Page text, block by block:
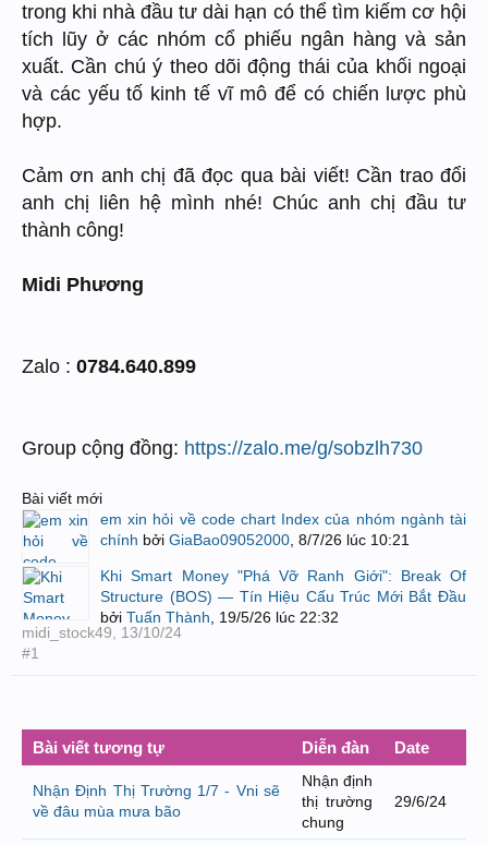
trong khi nhà đầu tư dài hạn có thể tìm kiếm cơ hội
tích lũy ở các nhóm cổ phiếu ngân hàng và sản
xuất. Cần chú ý theo dõi động thái của khối ngoại
và các yếu tố kinh tế vĩ mô để có chiến lược phù
hợp.
Cảm ơn anh chị đã đọc qua bài viết! Cần trao đổi
anh chị liên hệ mình nhé! Chúc anh chị đầu tư
thành công!
Midi Phương
Zalo : 0784.640.899
Group cộng đồng: https://zalo.me/g/sobzlh730
Bài viết mới
em xin hỏi về code chart Index của nhóm ngành tài
chính bởi GiaBao09052000 8/7/26 lúc 10:21
Khi Smart Money "Phá Vỡ Ranh Giới": Break Of
Structure (BOS) — Tín Hiệu Cấu Trúc Mới Bắt Đầu
bởi Tuấn Thành
19/5/26 lúc 22:32
midi_stock49
13/10/24
#1
Bài viết tương tự Diễn đàn Date
Nhận Định Thị Trường 1/7 - Vni sẽ
về đâu mùa mưa bão
Nhận định
thị trường
chung
29/6/24